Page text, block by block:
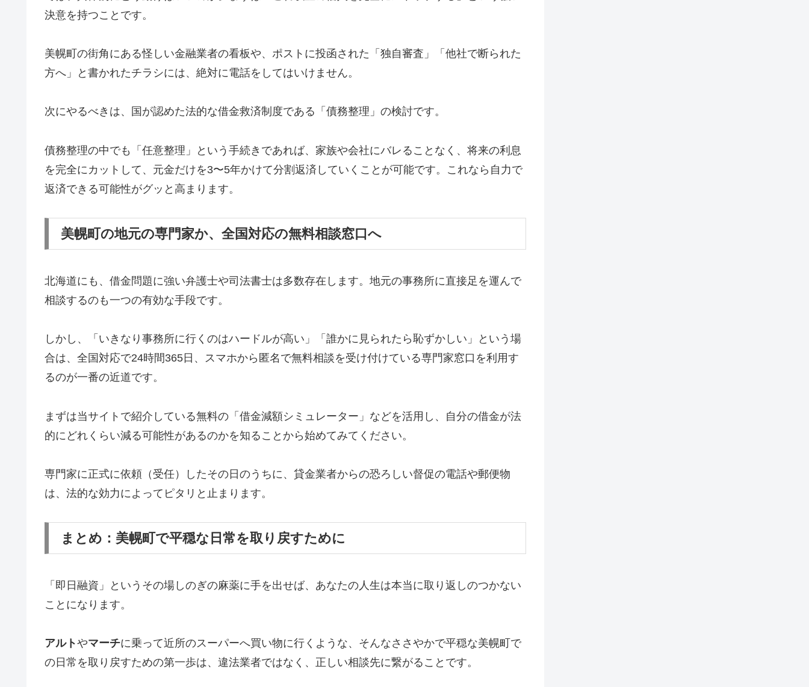
決意を持つことです。
美幌町の街角にある怪しい金融業者の看板や、ポストに投函された「独自審査」「他社で断られた
方へ」と書かれたチラシには、絶対に電話をしてはいけません。
次にやるべきは、国が認めた法的な借金救済制度である「債務整理」の検討です。
債務整理の中でも「任意整理」という手続きであれば、家族や会社にバレることなく、将来の利息
を完全にカットして、元金だけを3〜5年かけて分割返済していくことが可能です。これなら自力で
返済できる可能性がグッと高まります。
美幌町の地元の専門家か、全国対応の無料相談窓口へ
北海道にも、借金問題に強い弁護士や司法書士は多数存在します。地元の事務所に直接足を運んで
相談するのも一つの有効な手段です。
しかし、「いきなり事務所に行くのはハードルが高い」「誰かに見られたら恥ずかしい」という場
合は、全国対応で24時間365日、スマホから匿名で無料相談を受け付けている専門家窓口を利用す
るのが一番の近道です。
まずは当サイトで紹介している無料の「借金減額シミュレーター」などを活用し、自分の借金が法
的にどれくらい減る可能性があるのかを知ることから始めてみてください。
専門家に正式に依頼（受任）したその日のうちに、貸金業者からの恐ろしい督促の電話や郵便物
は、法的な効力によってピタリと止まります。
まとめ：美幌町で平穏な日常を取り戻すために
「即日融資」というその場しのぎの麻薬に手を出せば、あなたの人生は本当に取り返しのつかない
ことになります。
アルトやマーチに乗って近所のスーパーへ買い物に行くような、そんなささやかで平穏な美幌町で
の日常を取り戻すための第一歩は、違法業者ではなく、正しい相談先に繋がることです。